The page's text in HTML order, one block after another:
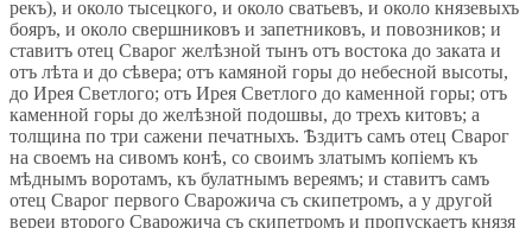
рекъ), и около тысецкого, и около сватьевъ, и около князевыхъ
бояръ, и около свершниковъ и запетниковъ, и повозников; и
ставитъ отец Сварог желѣзной тынъ отъ востока до заката и
отъ лѣта и до сѣвера; отъ камяной горы до небесной высоты,
до Ирея Светлого; отъ Ирея Светлого до каменной горы; отъ
каменной горы до желѣзной подошвы, до трехъ китовъ; а
толщина по три сажени печатныхъ. Ѣздитъ самъ отец Сварог
на своемъ на сивомъ конѣ, со своимъ златымъ копіемъ къ
мѣднымъ воротамъ, къ булатнымъ вереямъ; и ставитъ самъ
отец Сварог первого Сварожича съ скипетромъ, а у другой
вереи второго Сварожича съ скипетромъ и пропускаетъ князя